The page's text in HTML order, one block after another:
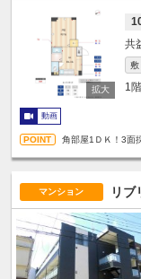
敷
1階
動画
角部屋1ＤＫ！3面
マンション リ